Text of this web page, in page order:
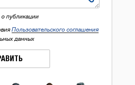
о публикации
Пользовательского соглашения
данных